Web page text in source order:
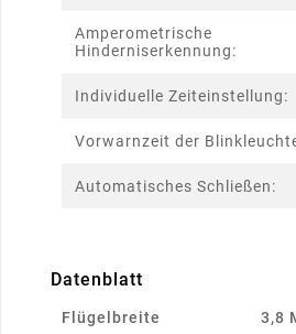
Amperometrische
Hinderniserkennung:
Individuelle Zeiteinstellung:
Vorwarnzeit der
Automatisches Schließen:
Datenblatt
Flügelbreite 3,8